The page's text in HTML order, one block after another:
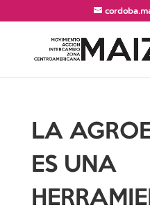
LA
ES UNA